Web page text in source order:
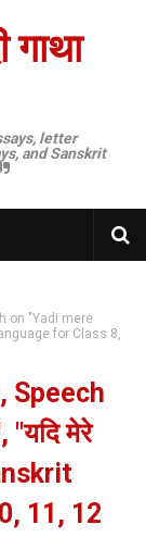
letter
and Sanskrit
on "Yadi mere
for Class 8,
Speech
मेरे
11, 12